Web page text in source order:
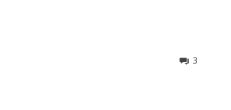
3